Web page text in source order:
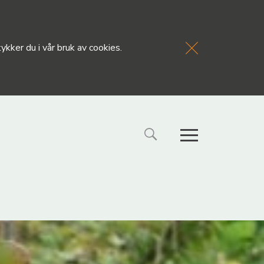
du i vår bruk av cookies.